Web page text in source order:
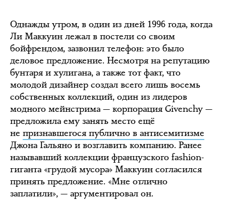
Однажды утром, в один из дней 1996 года, когда
Ли Маккуин лежал в постели со своим
бойфрендом, зазвонил телефон: это было
деловое предложение. Несмотря на репутацию
бунтаря и хулигана, а также тот факт, что
молодой дизайнер создал всего лишь восемь
собственных коллекций, один из лидеров
модного мейнстрима — корпорация Givenchy —
предложила ему занять место ещё
не признавшегося публично в антисемитизме
Джона Гальяно и возглавить компанию. Ранее
называвший коллекции французского fashion-
гиганта «грудой мусора» Маккуин согласился
принять предложение. «Мне отлично
заплатили», — аргументировал он.